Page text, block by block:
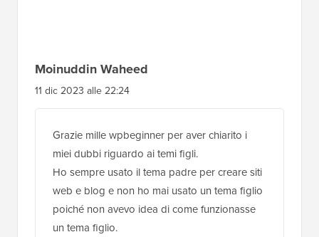
Moinuddin Waheed
11 dic 2023 alle 22:24
Grazie mille wpbeginner per aver chiarito i
miei dubbi riguardo ai temi figli.
Ho sempre usato il tema padre per creare siti
web e blog e non ho mai usato un tema figlio
poiché non avevo idea di come funzionasse
un tema figlio.